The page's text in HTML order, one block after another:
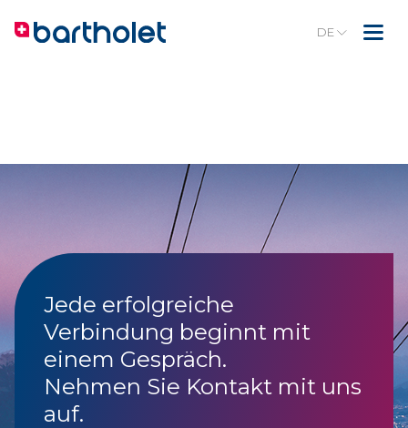
DE
Jede erfolgreiche
Verbindung beginnt mit
einem Gespräch.
Nehmen Sie Kontakt mit uns
auf.